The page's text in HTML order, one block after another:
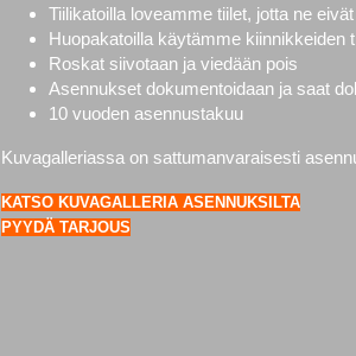
Tiilikatoilla loveamme tiilet, jotta ne
Huopakatoilla käytämme
Roskat siivotaan ja viedään pois
Asennukset dokumentoidaan ja saat
10 vuoden asennustakuu
Kuvagalleriassa on sattumanvaraisesti
KATSO KUVAGALLERIA ASENNUKSILTA
PYYDÄ TARJOUS